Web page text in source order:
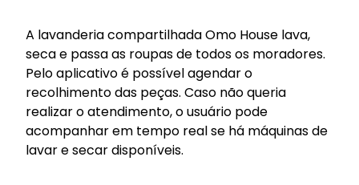
A lavanderia compartilhada Omo House lava,
seca e passa as roupas de todos os moradores.
Pelo aplicativo é possível agendar o
recolhimento das peças. Caso não queria
realizar o atendimento, o usuário pode
acompanhar em tempo real se há máquinas de
lavar e secar disponíveis.